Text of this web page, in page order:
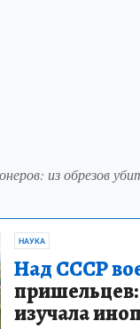
из обрезов
НАУКА
Над СССР
пришельцев:
изучала